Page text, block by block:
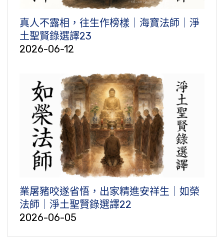
真人不露相，往生作榜樣｜海寶法師｜淨
土聖賢錄選譯23
2026-06-12
業屠豬咬遂省悟，出家精進安祥生｜如榮
法師｜淨土聖賢錄選譯22
2026-06-05